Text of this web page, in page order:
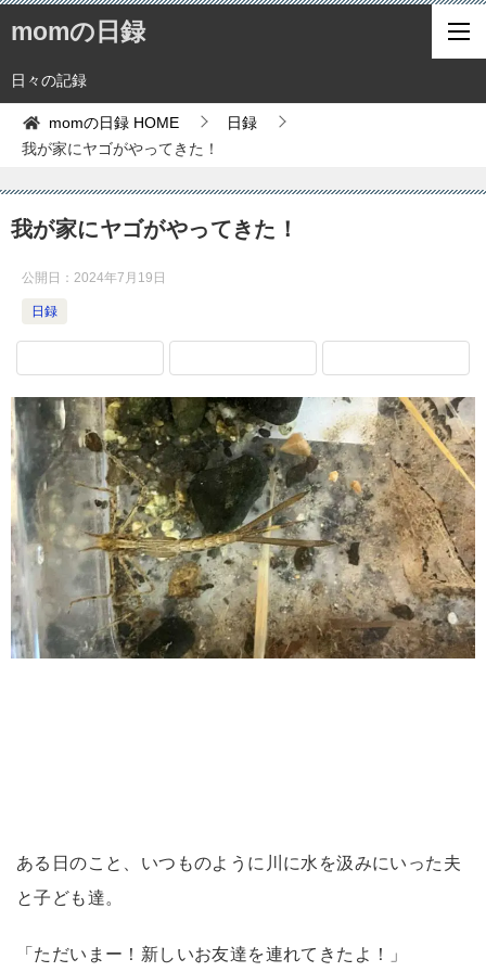
momの日録
日々の記録
momの日録 HOME
日録
我が家にヤゴがやってきた！
我が家にヤゴがやってきた！
公開日： 2024年7月19日
日録
ある日のこと、いつものように川に水を汲みにいった夫
と子ども達。
「ただいまー！新しいお友達を連れてきたよ！」